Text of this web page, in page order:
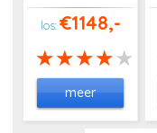
€1148,-
meer